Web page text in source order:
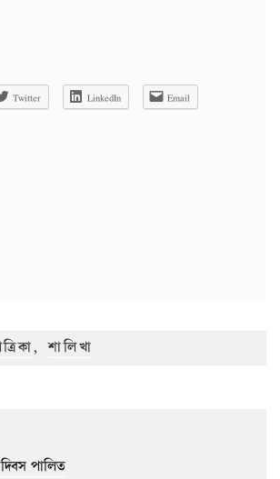
Twitter LinkedIn
Email
,শালিখা
পালিত